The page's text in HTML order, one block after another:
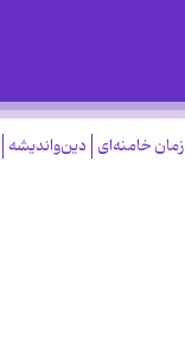
زمان خامنه‌ای دین‌واندیشه